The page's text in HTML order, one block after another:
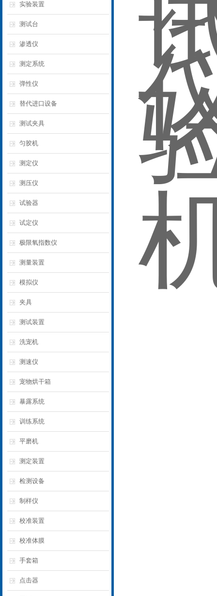
实验装置
测试台
渗透仪
测定系统
弹性仪
替代进口设备
测试夹具
匀胶机
测定仪‌
测压仪
试验器
试定仪
极限氧指数仪
测量装置
模拟仪
夹具
测试装置
洗宠机
测速仪
宠物烘干箱
暴露系统
训练系统
平磨机
测定装置
检测设备
制样仪
校准装置
校准体膜
手套箱
点击器